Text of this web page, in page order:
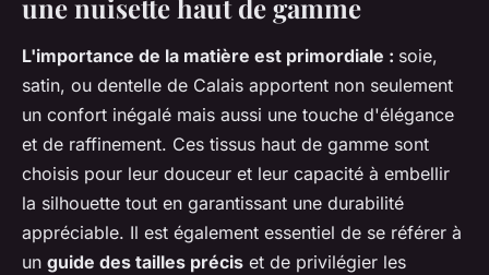
une nuisette haut de gamme
L'importance de la matière est primordiale : soie,
satin, ou dentelle de Calais apportent non seulement
un confort inégalé mais aussi une touche d'élégance
et de raffinement. Ces tissus haut de gamme sont
choisis pour leur douceur et leur capacité à embellir
la silhouette tout en garantissant une durabilité
appréciable. Il est également essentiel de se référer à
un guide des tailles précis et de privilégier les